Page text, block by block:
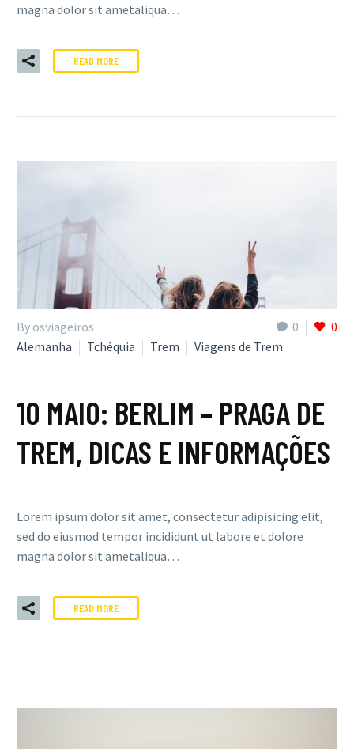
magna dolor sit ametaliqua…
READ MORE
0 0
By osviageiros
Alemanha
Tchéquia Trem Viagens de Trem
10 MAIO: BERLIM – PRAGA DE
TREM, DICAS E INFORMAÇÕES
Lorem ipsum dolor sit amet, consectetur adipisicing elit,
sed do eiusmod tempor incididunt ut labore et dolore
magna dolor sit ametaliqua…
READ MORE